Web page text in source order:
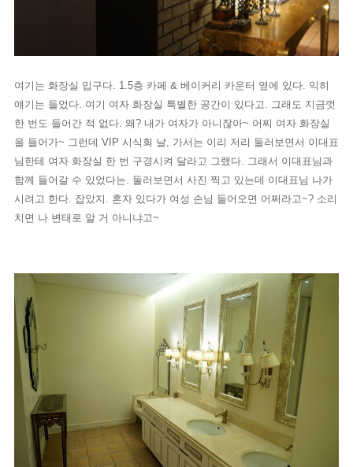
여기는 화장실 입구다. 1.5층 카페 & 베이커리 카운터 옆에 있다. 익히
얘기는 들었다. 여기 여자 화장실 특별한 공간이 있다고. 그래도 지금껏
한 번도 들어간 적 없다. 왜? 내가 여자가 아니잖아~ 어찌 여자 화장실
을 들어가~ 그런데 VIP 시식회 날, 가서는 이리 저리 둘러보면서 이대표
님한테 여자 화장실 한 번 구경시켜 달라고 그랬다. 그래서 이대표님과
함께 들어갈 수 있었다는. 둘러보면서 사진 찍고 있는데 이대표님 나가
시려고 한다. 잡았지. 혼자 있다가 여성 손님 들어오면 어쩌라고~? 소리
치면 나 변태로 알 거 아니냐고~